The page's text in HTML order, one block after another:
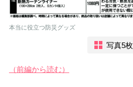
本当に役立つ防災グッズ
写真5枚
（前編から読む）